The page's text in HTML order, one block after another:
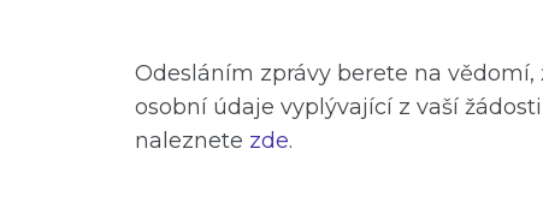
Odesláním zprávy berete na vědomí,
osobní údaje vyplývající z vaší žádosti
naleznete zde.